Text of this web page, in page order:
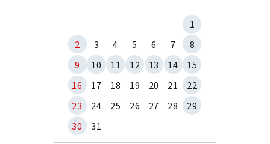
1
2
3 4 5 6 7
8
9
10 11 12 13 14
15
16
17 18 19 20 21
22
23
24 25 26 27 28
29
30
31